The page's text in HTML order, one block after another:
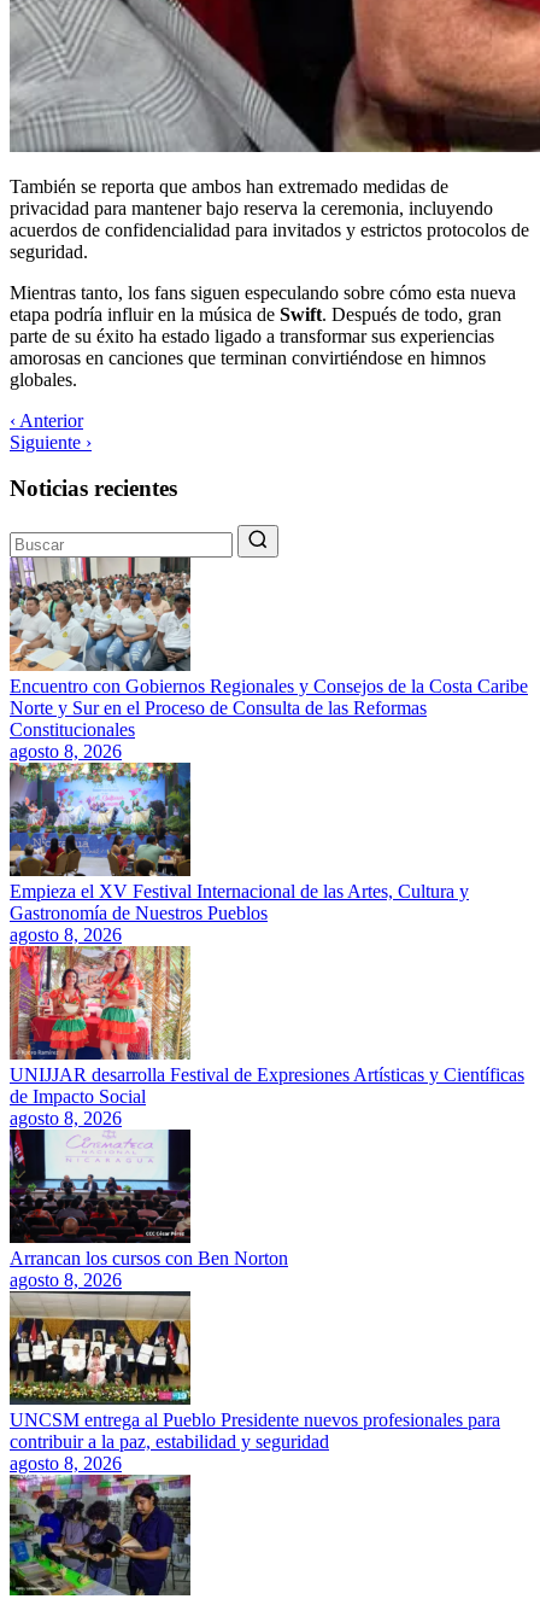
También se reporta que ambos han extremado medidas de
privacidad para mantener bajo reserva la ceremonia, incluyendo
acuerdos de confidencialidad para invitados y estrictos protocolos de
seguridad.
Mientras tanto, los fans siguen especulando sobre cómo esta nueva
etapa podría influir en la música de Swift. Después de todo, gran
parte de su éxito ha estado ligado a transformar sus experiencias
amorosas en canciones que terminan convirtiéndose en himnos
globales.
‹ Anterior
Siguiente ›
Noticias recientes
Encuentro con Gobiernos Regionales y Consejos de la Costa Caribe
Norte y Sur en el Proceso de Consulta de las Reformas
Constitucionales
agosto 8, 2026
Empieza el XV Festival Internacional de las Artes, Cultura y
Gastronomía de Nuestros Pueblos
agosto 8, 2026
UNIJJAR desarrolla Festival de Expresiones Artísticas y Científicas
de Impacto Social
agosto 8, 2026
Arrancan los cursos con Ben Norton
agosto 8, 2026
UNCSM entrega al Pueblo Presidente nuevos profesionales para
contribuir a la paz, estabilidad y seguridad
agosto 8, 2026